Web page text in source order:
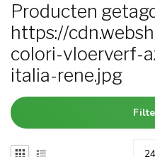
Producten
https://
colori-vloerverf-
italia-rene.jpg